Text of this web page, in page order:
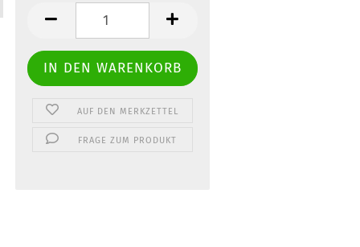
Paar
AUF DEN MERKZETTEL
FRAGE ZUM PRODUKT